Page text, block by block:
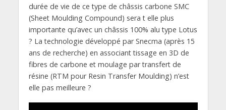
durée de vie de ce type de châssis carbone SMC
(Sheet Moulding Compound) sera t elle plus
importante qu’avec un châssis 100% alu type Lotus
? La technologie développé par Snecma (après 15
ans de recherche) en associant tissage en 3D de
fibres de carbone et moulage par transfert de
résine (RTM pour Resin Transfer Moulding) n’est
elle pas meilleure ?